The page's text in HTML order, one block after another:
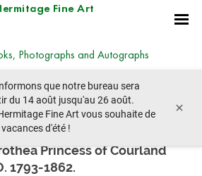
Fine Art
que notre bureau sera
du 14 août jusqu'au 26 août.
Fine Art vous souhaite de
d'été !
×
Photographs and Autographs
lot suivant
Princess of Courland
1793-1862.